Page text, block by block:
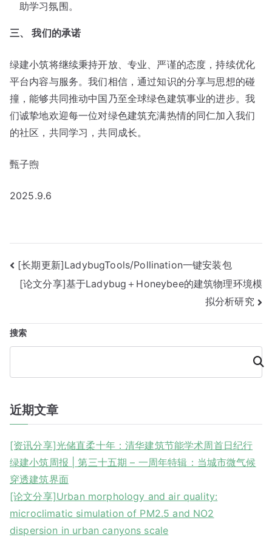
助学习氛围。
三、 我们的承诺
绿建小筑将继续秉持开放、专业、严谨的态度，持续优化
平台内容与服务。我们相信，通过知识的分享与思想的碰
撞，能够共同推动中国乃至全球绿色建筑事业的进步。我
们诚挚地欢迎每一位对绿色建筑充满热情的同仁加入我们
的社区，共同学习，共同成长。
甄子煦
2025.9.6
文
章
导
航
[长期更新]LadybugTools/Pollination一键安装包
[论文分享]基于Ladybug＋Honeybee的建筑物理环境模
拟分析研究
搜索
搜
索
近期文章
[资讯分享]光储直柔十年：清华建筑节能学术周首日纪行
绿建小筑周报 | 第三十五期 – 一周年特辑：当城市微气候
穿透建筑界面
[论文分享]Urban morphology and air quality:
microclimatic simulation of PM2.5 and NO2
dispersion in urban canyons scale